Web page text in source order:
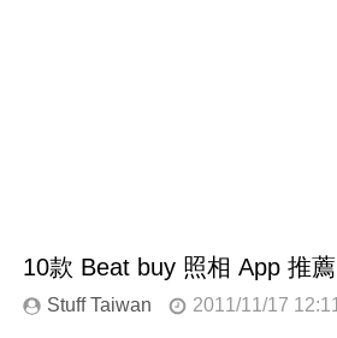
10款 Beat buy 照相 App 推薦
Stuff Taiwan 2011/11/17 12:11